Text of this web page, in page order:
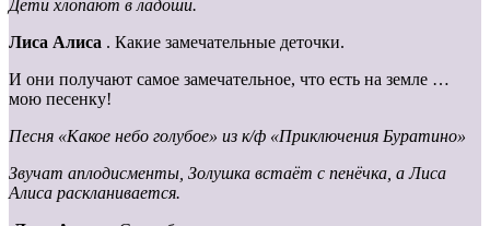
Дети хлопают в ладоши.
Лиса Алиса . Какие замечательные деточки.
И они получают самое замечательное, что есть на земле …
мою песенку!
Песня «Какое небо голубое» из к/ф «Приключения Буратино»
Звучат аплодисменты, Золушка встаёт с пенёчка, а Лиса
Алиса раскланивается.